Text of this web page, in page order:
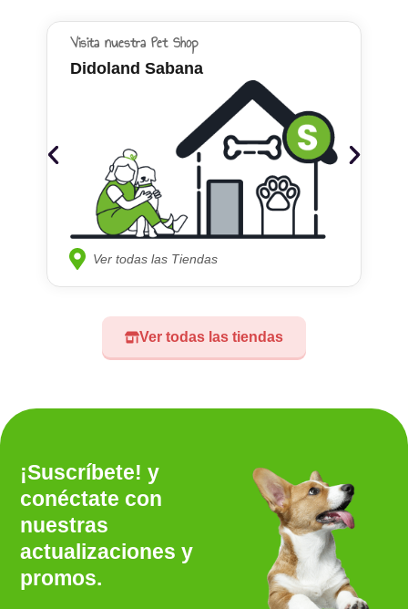
Ver todas las tiendas
Visita nuestra Pet Shop
Didoland Sabana
Ver todas las Tiendas
¡Suscríbete! y
conéctate con
nuestras
actualizaciones y
promos.